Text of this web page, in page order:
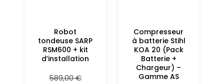
Robot
tondeuse SARP
RSM600 + kit
d’installation
589,00€Le
Compresseur
à batterie Stihl
KOA 20 (Pack
Batterie +
Chargeur) –
Gamme AS